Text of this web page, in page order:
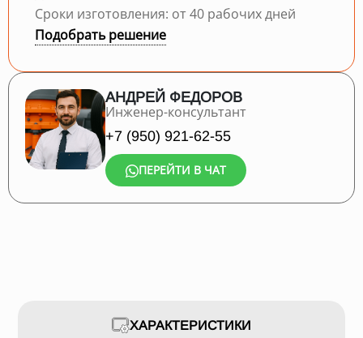
Сроки изготовления: от 40 рабочих дней
Подобрать решение
АНДРЕЙ ФЕДОРОВ
Инженер-консультант
+7 (950) 921-62-55
ПЕРЕЙТИ В ЧАТ
ХАРАКТЕРИСТИКИ